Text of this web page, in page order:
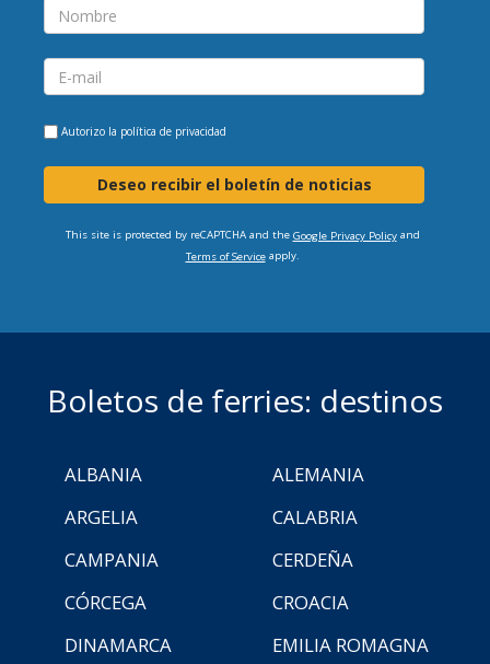
Autorizo la política de privacidad
Deseo recibir el boletín de noticias
This site is protected by reCAPTCHA and the Google Privacy Policyand
Terms of Serviceapply.
Boletos de ferries: destinos
ALBANIA
ALEMANIA
ARGELIA
CALABRIA
CAMPANIA
CERDEÑA
CÓRCEGA
CROACIA
DINAMARCA
EMILIA ROMAGNA